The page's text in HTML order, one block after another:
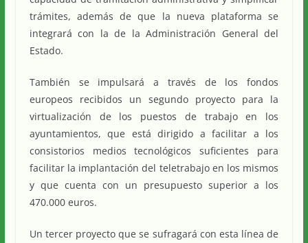
trámites, además de que la nueva plataforma se
integrará con la de la Administración General del
Estado.
También se impulsará a través de los fondos
europeos recibidos un segundo proyecto para la
virtualización de los puestos de trabajo en los
ayuntamientos, que está dirigido a facilitar a los
consistorios medios tecnológicos suficientes para
facilitar la implantación del teletrabajo en los mismos
y que cuenta con un presupuesto superior a los
470.000 euros.
Un tercer proyecto que se sufragará con esta línea de